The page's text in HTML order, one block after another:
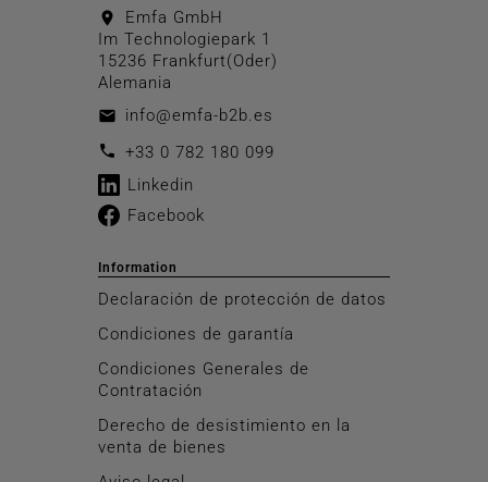
location_on
Emfa GmbH
Im Technologiepark 1
15236 Frankfurt(Oder)
Alemania
email info@emfa-b2b.es
call +33 0 782 180 099
Linkedin
Facebook
Information
Declaración de protección de datos
Condiciones de garantía
Condiciones Generales de
Contratación
Derecho de desistimiento en la
venta de bienes